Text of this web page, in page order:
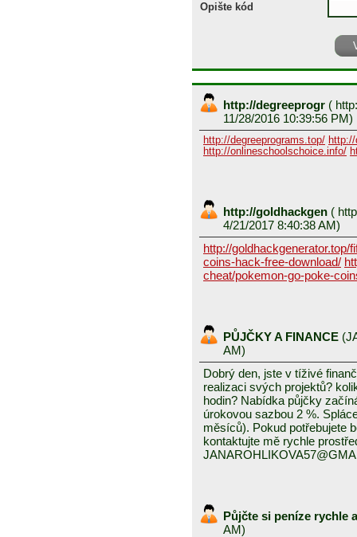
Opište kód
http://degreeprogr (
11/28/2016 10:39:56 PM)
http://degreeprograms.top/
http://onlineschoolschoice.info/
http://goldhackgen (
4/21/2017 8:40:38 AM)
http://goldhackgenerator.top/
coins-hack-free-download/
cheat/pokemon-go-poke-
PŮJČKY A FINANCE (
AM)
Dobrý den, jste v tíživé
realizaci svých projektů?
hodin? Nabídka půjčky
úrokovou sazbou 2 %.
měsíců). Pokud potřebujete
kontaktujte mě rychle
Půjčte si peníze rychle
AM)